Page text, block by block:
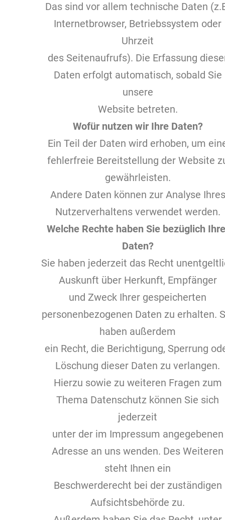
Das sind vor allem technische Daten
Internetbrowser, Betriebssystem oder
Uhrzeit
des Seitenaufrufs). Die Erfassung
Daten erfolgt automatisch, sobald Sie
unsere
Website betreten.
Wofür nutzen wir Ihre Daten?
Ein Teil der Daten wird erhoben, um
fehlerfreie Bereitstellung der Website
gewährleisten.
Andere Daten können zur Analyse Ihres
Nutzerverhaltens verwendet werden.
Welche Rechte haben Sie bezüglich
Daten?
Sie haben jederzeit das Recht
Auskunft über Herkunft, Empfänger
und Zweck Ihrer gespeicherten
personenbezogenen Daten zu erhalten.
haben außerdem
ein Recht, die Berichtigung, Sperrung
Löschung dieser Daten zu verlangen.
Hierzu sowie zu weiteren Fragen zum
Thema Datenschutz können Sie sich
jederzeit
unter der im Impressum angegebenen
Adresse an uns wenden. Des Weiteren
steht Ihnen ein
Beschwerderecht bei der zuständigen
Aufsichtsbehörde zu.